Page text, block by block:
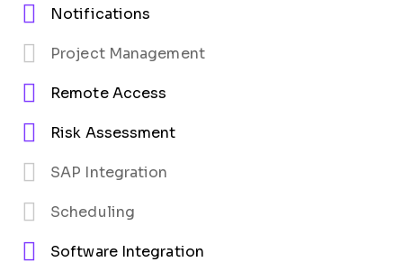
Notifications
Project Management
Remote Access
Risk Assessment
SAP Integration
Scheduling
Software Integration